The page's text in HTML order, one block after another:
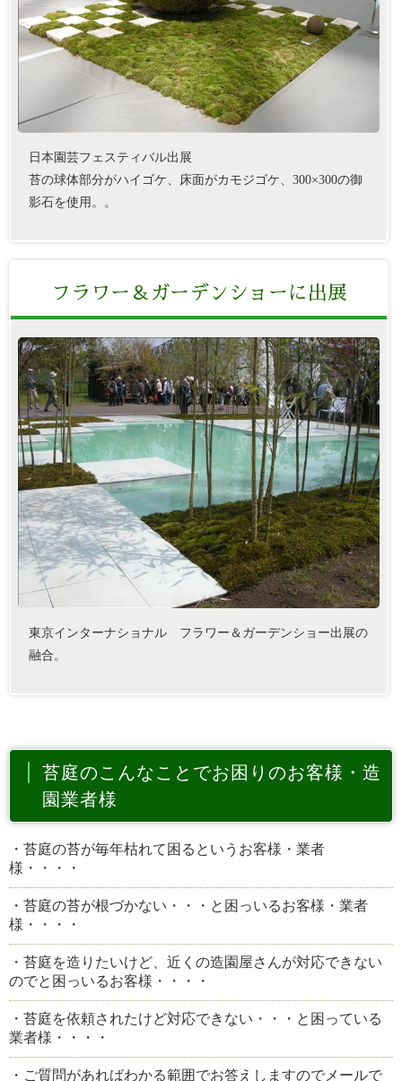
日本園芸フェスティバル出展
苔の球体部分がハイゴケ、床面がカモジゴケ、300×300の御
影石を使用。。
フラワー＆ガーデンショーに出展
東京インターナショナル フラワー＆ガーデンショー出展の
融合。
苔庭のこんなことでお困りのお客様・造
園業者様
・苔庭の苔が毎年枯れて困るというお客様・業者
様・・・・
・苔庭の苔が根づかない・・・と困っいるお客様・業者
様・・・・
・苔庭を造りたいけど、近くの造園屋さんが対応できない
のでと困っいるお客様・・・・
・苔庭を依頼されたけど対応できない・・・と困っている
業者様・・・・
・ご質問があればわかる範囲でお答えしますのでメールで